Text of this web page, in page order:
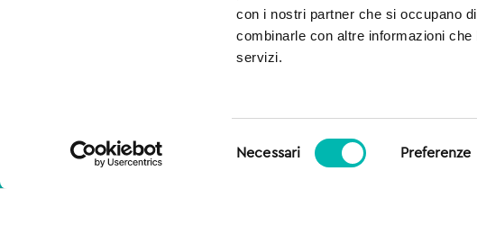
con i nostri partner che si occupano
combinarle con altre informazioni
servizi.
Necessari Preferenze
essere sempre al corrente di
tutto e ottieni il 5% di sconto
per il tuo primo acquisto!